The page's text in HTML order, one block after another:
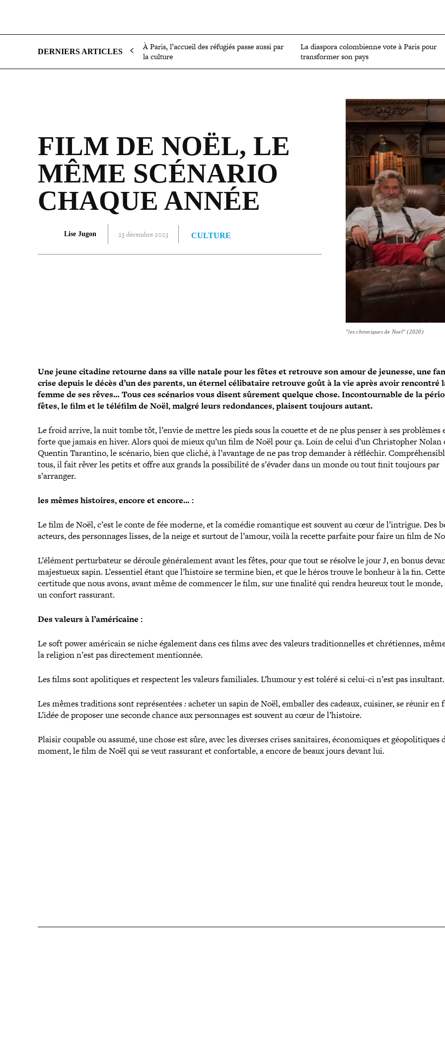
DERNIERS ARTICLES
À Paris, l’accueil des réfugiés passe aussi par
la culture
La diaspora colom­bienne vote à Paris pour
trans­for­mer son pays
FILM DE NOËL, LE
MÊME SCÉNARIO
CHAQUE ANNÉE
Lise Jugon 23 décembre 2023 CULTURE
"les chroniques de Noel" (2020)
Une jeune citadine retourne dans sa ville natale pour les fêtes et retrouve son amour de jeunesse, une
crise depuis le décès d’un des parents, un éternel céli­ba­taire retrouve goût à la vie après avoir rencontré
femme de ses rêves… Tous ces scénarios vous disent sûrement quelque chose. Incontournable de la
fêtes, le film et le téléfilm de Noël, malgré leurs redon­dances, plaisent toujours autant.
Le froid arrive, la nuit tombe tôt, l’envie de mettre les pieds sous la couette et de ne plus penser à ses problèmes
forte que jamais en hiver. Alors quoi de mieux qu’un film de Noël pour ça. Loin de celui d’un Christopher Nolan
Quentin Tarantino, le scénario, bien que cliché, à l’avantage de ne pas trop demander à réfléchir.
tous, il fait rêver les petits et offre aux grands la pos­si­bi­lité de s’évader dans un monde ou tout finit toujours par
s’arranger.
les mêmes histoires, encore et encore… :
Le film de Noël, c’est le conte de fée moderne, et la comédie roman­tique est souvent au cœur de l’intrigue. Des
acteurs, des per­son­nages lisses, de la neige et surtout de l’amour, voilà la recette parfaite pour faire un film de
L’élément per­tur­ba­teur se déroule géné­ra­le­ment avant les fêtes, pour que tout se résolve le jour J, en bonus
majes­tueux sapin. L’essentiel étant que l’histoire se termine bien, et que le héros trouve le bonheur à la fin. Cette
certitude que nous avons, avant même de commencer le film, sur une finalité qui rendra heureux tout le monde,
un confort rassurant.
Des valeurs à l’américaine :
Le soft power américain se niche également dans ces films avec des valeurs tra­di­tion­nelles et chré­tiennes,
la religion n’est pas direc­te­ment mentionnée.
Les films sont apo­li­tiques et res­pectent les valeurs fami­liales. L’humour y est toléré si celui-​ci n’est pas insultant.
Les mêmes tra­di­tions sont repré­sen­tées:acheter un sapin de Noël, emballer des cadeaux, cuisiner, se réunir en
L’idée de proposer une seconde chance aux per­son­nages est souvent au cœur de l’histoire.
Plaisir coupable ou assumé, une chose est sûre, avec les diverses crises sani­taires, éco­no­miques et géo­po­li­tiques
moment, le film de Noël qui se veut rassurant et confor­table, a encore de beaux jours devant lui.